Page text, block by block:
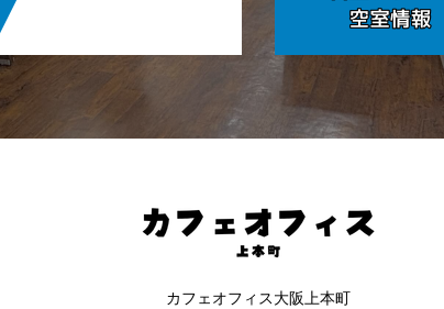
カフェオフィス大阪上本町